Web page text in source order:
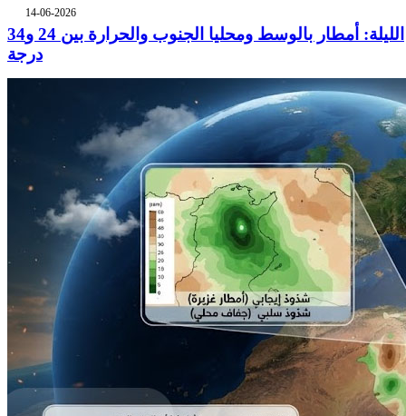
14-06-2026
الليلة: أمطار بالوسط ومحليا الجنوب والحرارة بين 24 و34
درجة